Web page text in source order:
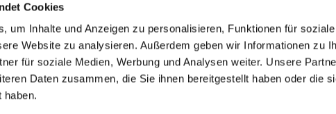
Cookies
um Inhalte und Anzeigen zu personalisieren, Funktionen für
Website zu analysieren. Außerdem geben wir Informationen zu
für soziale Medien, Werbung und Analysen weiter. Unsere
Daten zusammen, die Sie ihnen bereitgestellt haben oder die
haben.
Kötschachtal. Vorbei am Hotel Grüner Baum schlängelt sich
(hochaufragender Granitfelsen) beeindruckt. Zahlreiche
und Anekdoten den Aufstieg. Angekommen auf einem Plateau
Wald und doch so frei. Der Ausblick auf Bad Gastein und